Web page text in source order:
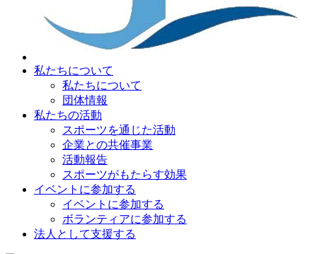
私たちについて
私たちについて
団体情報
私たちの活動
スポーツを通じた活動
企業との共催事業
活動報告
スポーツがもたらす効果
イベントに参加する
イベントに参加する
ボランティアに参加する
法人として支援する